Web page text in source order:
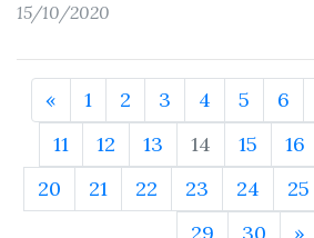
15/10/2020
« 1 2 3 4 5 6
11
12 13 14 15 16
20
21 22 23 24 25